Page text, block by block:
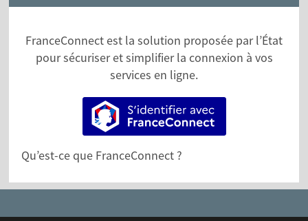
FranceConnect est la solution proposée par l’État
pour sécuriser et simplifier la connexion à vos
services en ligne.
S’identifier avec
Qu’est-ce que FranceConnect ?